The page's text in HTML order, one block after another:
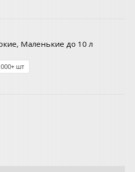
, Маленькие до 10 л
шт